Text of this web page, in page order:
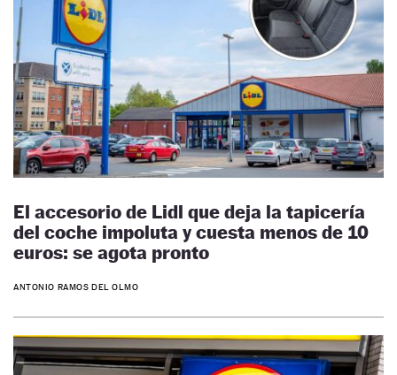
El accesorio de Lidl que deja la tapicería
del coche impoluta y cuesta menos de 10
euros: se agota pronto
ANTONIO RAMOS DEL OLMO